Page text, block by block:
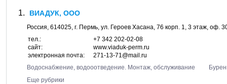
ВИАДУК, ООО
Россия, 614025, г. Пермь, ул. Героев Хасана, 76 корп. 1, 3 этаж, оф.
тел.:
+7 342 202-02-08
сайт:
www.viaduk-perm.ru
электронная почта:
271-13-71@mail.ru
Водоснабжение, водооотведение. Монтаж, обслуживание
Еще рубрики